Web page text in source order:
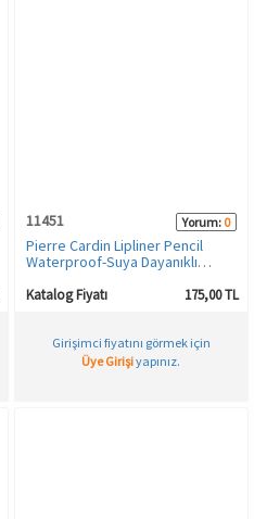
11451 Yorum: 0
Pierre Cardin Lipliner Pencil
Waterproof-Suya Dayanıklı
Katalog Fiyatı 175,00 TL
Girişimci fiyatını görmek için
Üye Girişiyapınız.